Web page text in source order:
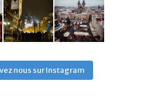
nous sur Instagram